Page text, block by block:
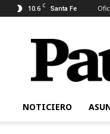
10.6 C Santa Fe
Pausa
NOTICIERO